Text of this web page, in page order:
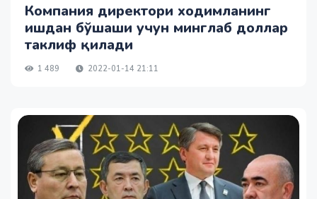
Компания директори ходимланинг
ишдан бўшаши учун минглаб доллар
таклиф қилади
1 489 2022-01-14 21:11